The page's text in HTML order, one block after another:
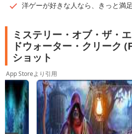
洋ゲーが好きな人なら、きっと満
ミステリー・オブ・ザ・
ドウォーター・クリーク
ショット
App Storeより引用